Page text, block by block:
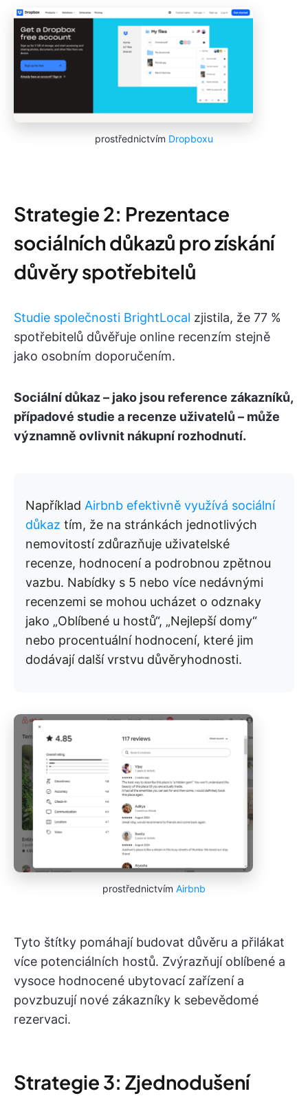
prostřednictvím Dropboxu
Strategie 2: Prezentace
sociálních důkazů pro získání
důvěry spotřebitelů
Studie společnosti BrightLocal zjistila, že 77 %
spotřebitelů důvěřuje online recenzím stejně
jako osobním doporučením.
Sociální důkaz – jako jsou reference zákazníků,
případové studie a recenze uživatelů – může
významně ovlivnit nákupní rozhodnutí.
Například Airbnb efektivně využívá sociální
důkaz tím, že na stránkách jednotlivých
nemovitostí zdůrazňuje uživatelské
recenze, hodnocení a podrobnou zpětnou
vazbu. Nabídky s 5 nebo více nedávnými
recenzemi se mohou ucházet o odznaky
jako „Oblíbené u hostů“, „Nejlepší domy“
nebo procentuální hodnocení, které jim
dodávají další vrstvu důvěryhodnosti.
prostřednictvím Airbnb
Tyto štítky pomáhají budovat důvěru a přilákat
více potenciálních hostů. Zvýrazňují oblíbené a
vysoce hodnocené ubytovací zařízení a
povzbuzují nové zákazníky k sebevědomé
rezervaci.
Strategie 3: Zjednodušení